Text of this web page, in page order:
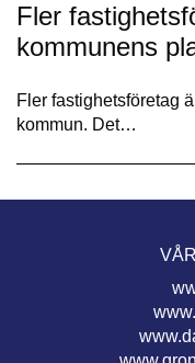
Fler
kommunens
Fler fastighetsföretag
kommun. Det…